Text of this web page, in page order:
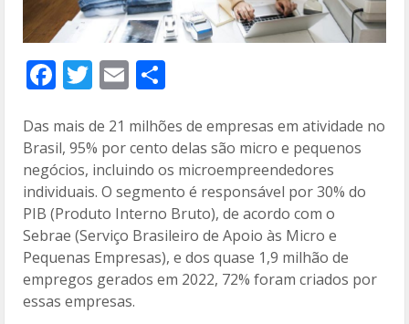
F
ac
e
b
o
o
k
T
w
itt
er
E
m
ai
l
m
p
ar
til
h
ar
Das mais de 21 milhões de empresas em atividade no
Brasil, 95% por cento delas são micro e pequenos
negócios, incluindo os microempreendedores
individuais. O segmento é responsável por 30% do
PIB (Produto Interno Bruto), de acordo com o
Sebrae (Serviço Brasileiro de Apoio às Micro e
Pequenas Empresas), e dos quase 1,9 milhão de
empregos gerados em 2022, 72% foram criados por
essas empresas.